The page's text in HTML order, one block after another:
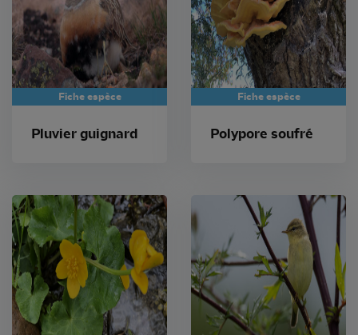
Fiche espèce
Pluvier guignard
Fiche espèce
Polypore soufré